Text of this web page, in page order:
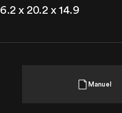
6.2 x 20.2 x 14.9
Manuel